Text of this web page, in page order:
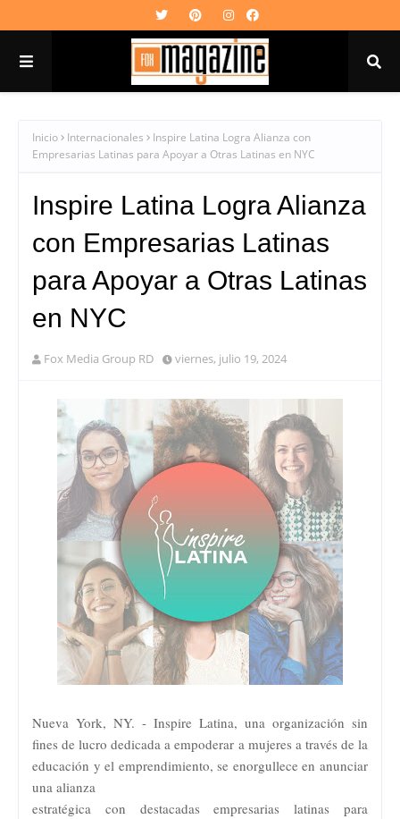
Inicio Internacionales
Inspire Latina Logra Alianza con
Empresarias Latinas para Apoyar a Otras Latinas en NYC
Inspire Latina Logra Alianza
con Empresarias Latinas
para Apoyar a Otras Latinas
en NYC
Fox Media Group RD viernes, julio 19, 2024
Nueva York, NY. - Inspire Latina, una organización sin
fines de lucro dedicada a empoderar a mujeres a través de la
educación y el emprendimiento, se enorgullece en anunciar
una alianza
estratégica con destacadas empresarias latinas para